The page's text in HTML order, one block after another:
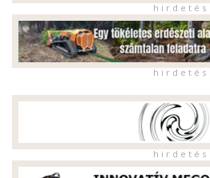
h i r d e t é s
h i r d e t é s
h i r d e t é s